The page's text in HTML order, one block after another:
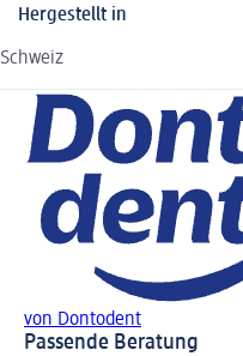
Hergestellt in
Schweiz
von Dontodent
Passende Beratung